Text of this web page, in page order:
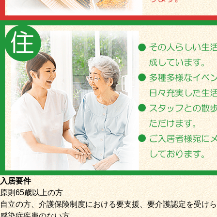
入居要件
原則65歳以上の方
自立の方、介護保険制度における要支援、要介護認定を受け